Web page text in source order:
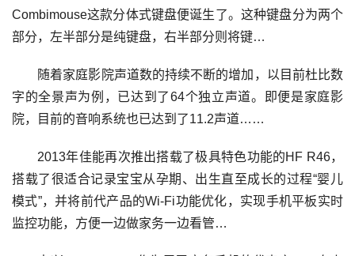
Combimouse这款分体式键盘便诞生了。这种键盘分为两个
部分，左半部分是纯键盘，右半部分则将键…
随着家庭影院声道数的持续不断的增加，以目前杜比数
字的全景声为例，已达到了64个独立声道。即便是家庭影
院，目前的音响系统也已达到了11.2声道……
2013年佳能再次推出搭载了极具特色功能的HF R46，
搭载了很适合记录宝宝从孕期、出生直至成长的过程“婴儿
模式”，并将前代产品的Wi-Fi功能优化，实现手机平板实时
监控功能，方便一边做家务一边看管…